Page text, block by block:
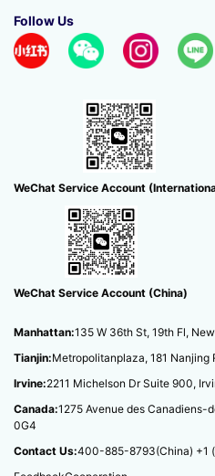
Follow Us
WeChat Service Account
WeChat Service Account (China)
Manhattan:135 W 36th St, 19th Fl,
Tianjin:Metropolitanplaza, 181 Nanjing
Irvine:2211 Michelson Dr Suite 900,
Canada:1275 Avenue des Canadiens-
0G4
Contact Us:400-885-8793(China) ‭+1